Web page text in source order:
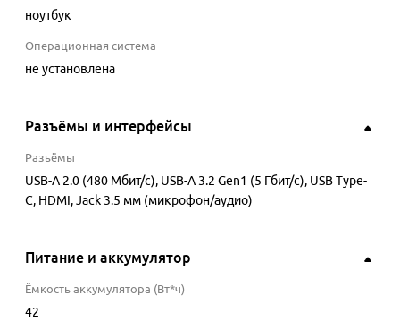
ноутбук
Операционная система
не установлена
Разъёмы и интерфейсы
Разъёмы
USB-A 2.0 (480 Мбит/с), USB-A 3.2 Gen1 (5 Гбит/с), USB Type-
C, HDMI, Jack 3.5 мм (микрофон/аудио)
Питание и аккумулятор
Ёмкость аккумулятора (Вт*ч)
42